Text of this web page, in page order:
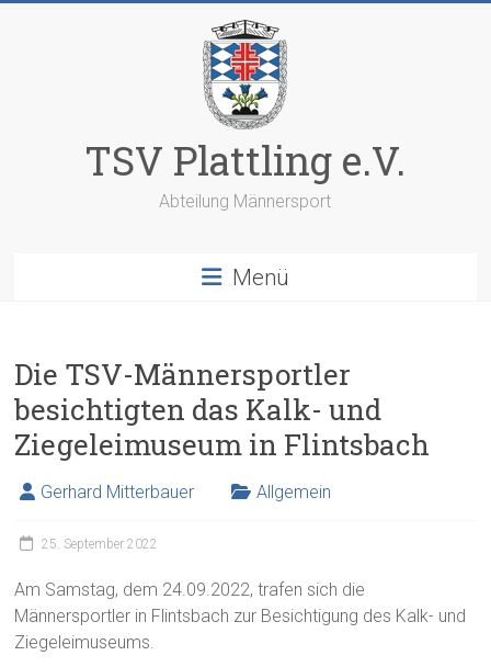
TSV Plattling e.V.
Abteilung Männersport
Menü
Die TSV-Männersportler
besichtigten das Kalk- und
Ziegeleimuseum in Flintsbach
Gerhard Mitterbauer Allgemein
25. September 2022
Am Samstag, dem 24.09.2022, trafen sich die
Männersportler in Flintsbach zur Besichtigung des Kalk- und
Ziegeleimuseums.